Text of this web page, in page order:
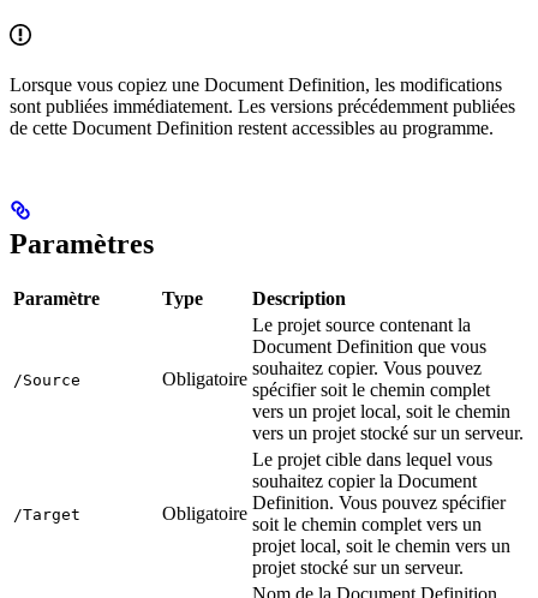
Lorsque vous copiez une Document Definition, les modifications
sont publiées immédiatement. Les versions précédemment publiées
de cette Document Definition restent accessibles au programme.
Paramètres
Paramètre Type Description
/Source Obligatoire
Le projet source contenant la
Document Definition que vous
souhaitez copier. Vous pouvez
spécifier soit le chemin complet
vers un projet local, soit le chemin
vers un projet stocké sur un serveur.
/Target Obligatoire
Le projet cible dans lequel vous
souhaitez copier la Document
Definition. Vous pouvez spécifier
soit le chemin complet vers un
projet local, soit le chemin vers un
projet stocké sur un serveur.
Nom de la Document Definition